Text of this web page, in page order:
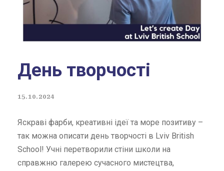
День творчості
15.10.2024
Яскраві фарби, креативні ідеї та море позитиву –
так можна описати день творчості в Lviv British
School! Учні перетворили стіни школи на
справжню галерею сучасного мистецтва,